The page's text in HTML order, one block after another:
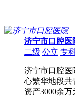
济宁市口腔医
二级 公立 专
济宁市口腔医
心繁华地段共
资产3000余